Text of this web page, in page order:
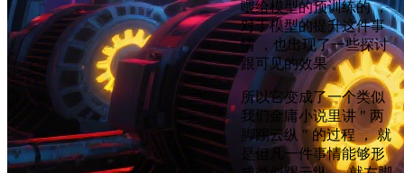
喂给模型的预训练的 ，
对于模型的提升这件事
情 ，也出现了一些探讨
跟可见的效果 。
所以它变成了一个类似
我们金庸小说里讲 " 两
脚踢云纵 " 的过程 ， 就
是但凡一件事情能够形